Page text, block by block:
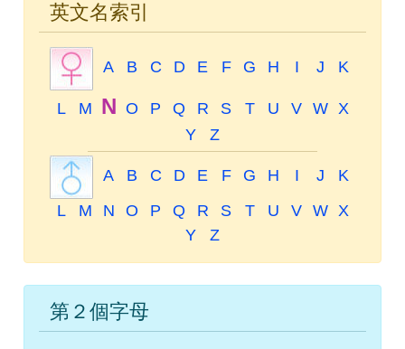
英文名索引
A B C D E F G H I J K
L M N O P Q R S T U V W X
Y
Z
A B C D E F G H I J
K
L
M N O P Q R S T U V W X
Y
Z
第２個字母